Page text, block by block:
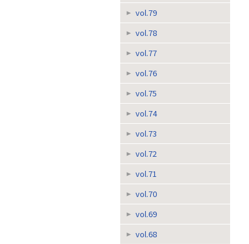
vol.79
vol.78
vol.77
vol.76
vol.75
vol.74
vol.73
vol.72
vol.71
vol.70
vol.69
vol.68